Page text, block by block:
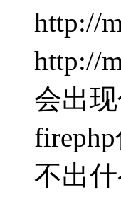
http://
http://
会出
不出